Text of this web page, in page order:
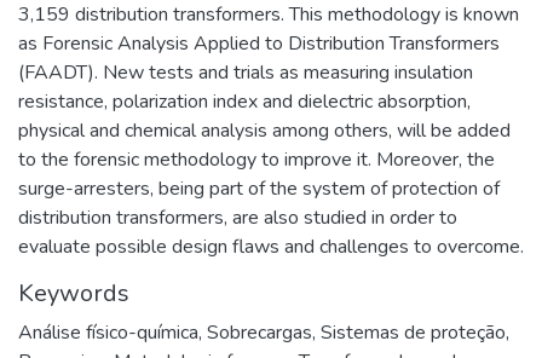
3,159 distribution transformers. This methodology is known
as Forensic Analysis Applied to Distribution Transformers
(FAADT). New tests and trials as measuring insulation
resistance, polarization index and dielectric absorption,
physical and chemical analysis among others, will be added
to the forensic methodology to improve it. Moreover, the
surge-arresters, being part of the system of protection of
distribution transformers, are also studied in order to
evaluate possible design flaws and challenges to overcome.
Keywords
Análise físico-química, Sobrecargas, Sistemas de proteção,